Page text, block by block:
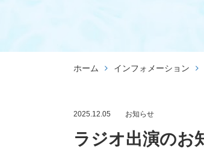
ホーム インフォメーション
2025.12.05 お知らせ
ラジオ出演のお